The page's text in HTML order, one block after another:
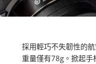
採用輕巧不失韌性的
重量僅有78g。掀起手